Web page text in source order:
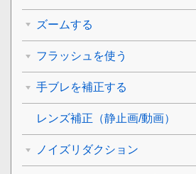
ズームする
フラッシュを使う
手ブレを補正する
レンズ補正 （静止画/動画）
ノイズリダクション